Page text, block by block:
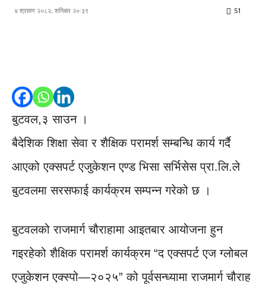
४ श्रावण २०८२, शनिबार २०:३९ 51
बुटवल,३ साउन ।
बैदेशिक शिक्षा सेवा र शैक्षिक परामर्श सम्बन्धि कार्य गर्दै
आएको एक्सपर्ट एजुकेशन एण्ड भिसा सर्भिसेस प्रा.लि.ले
बुटवलमा सरसफाई कार्यक्रम सम्पन्न गरेको छ ।
बुटवलको राजमार्ग चौराहामा आइतबार आयोजना हुन
गइरहेको शैक्षिक परामर्श कार्यक्रम “द एक्सपर्ट एज ग्लोबल
एजुकेशन एक्स्पो—२०२५” को पूर्वसन्ध्यामा राजमार्ग चौराह